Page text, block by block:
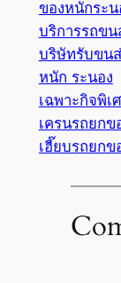
ของหนักระน
บริการรถข
บริษัทรับขนส่
หนัก ระนอง
เฉพาะกิจพิเ
เครนรถยกข
เฮี๊ยบรถยกข